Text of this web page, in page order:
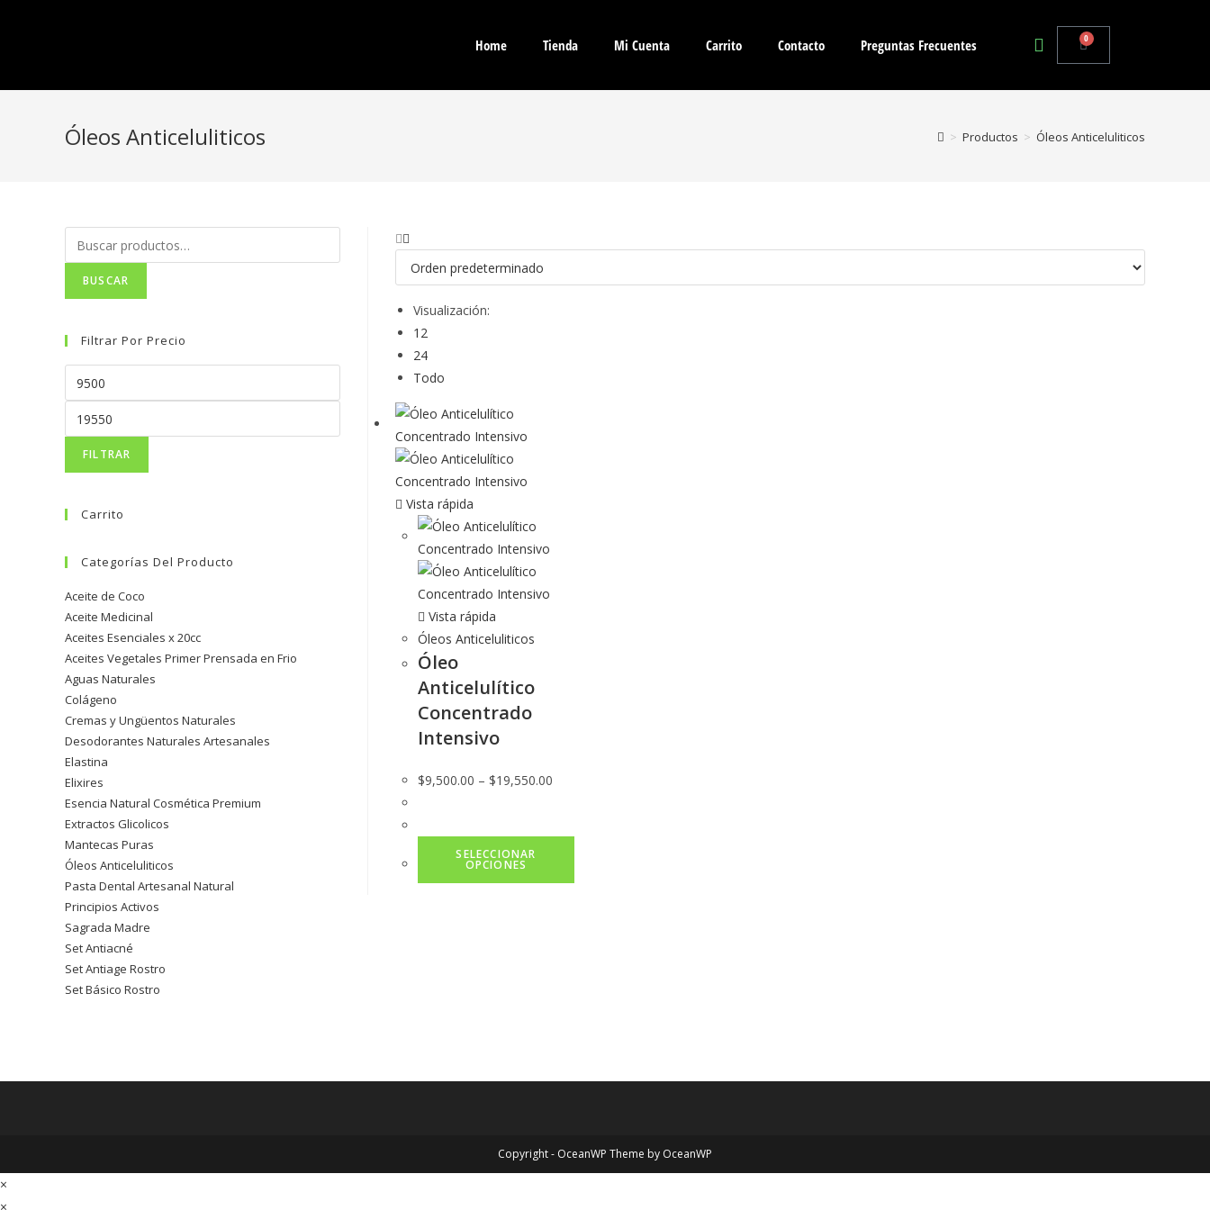
Home Tienda Mi Cuenta Carrito Contacto Preguntas Frecuentes 0
Óleos Anticeluliticos > Productos > Óleos Anticeluliticos
Visualización:
12
24
Todo
Vista rápida
Vista rápida
Óleos Anticeluliticos
Óleo
Anticelulítico
Concentrado
Intensivo
$9,500.00 – $19,550.00
SELECCIONAR
OPCIONES
BUSCAR
Filtrar Por Precio
FILTRAR
Carrito
Categorías Del Producto
Aceite de Coco
Aceite Medicinal
Aceites Esenciales x 20cc
Aceites Vegetales Primer Prensada en Frio
Aguas Naturales
Colágeno
Cremas y Ungüentos Naturales
Desodorantes Naturales Artesanales
Elastina
Elixires
Esencia Natural Cosmética Premium
Extractos Glicolicos
Mantecas Puras
Óleos Anticeluliticos
Pasta Dental Artesanal Natural
Principios Activos
Sagrada Madre
Set Antiacné
Set Antiage Rostro
Set Básico Rostro
Copyright - OceanWP Theme by OceanWP
×